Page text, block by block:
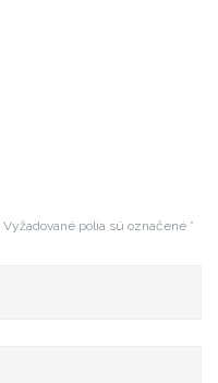
Vyžadované polia sú označené *